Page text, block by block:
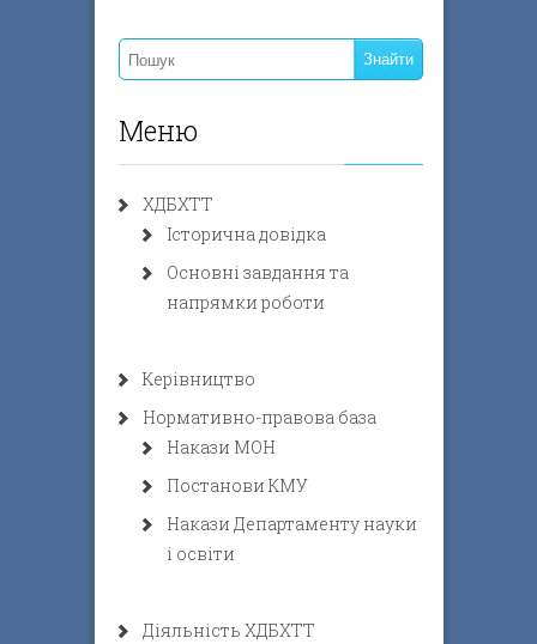
Меню
ХДБХТТ
Історична довідка
Основні завдання та
напрямки роботи
Керівництво
Нормативно-правова база
Накази МОН
Постанови КМУ
Накази Департаменту науки
і освіти
Діяльність ХДБХТТ